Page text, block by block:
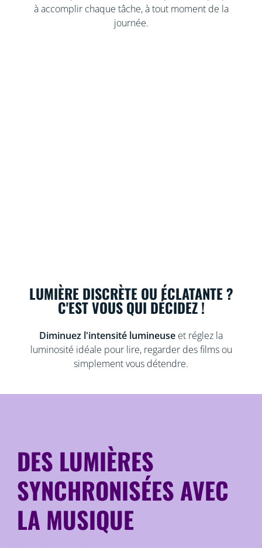
à accomplir chaque tâche, à tout moment de la
journée.
LUMIÈRE DISCRÈTE OU ÉCLATANTE ?
C'EST VOUS QUI DÉCIDEZ !
Diminuez l'intensité lumineuse et réglez la
luminosité idéale pour lire, regarder des films ou
simplement vous détendre.
DES LUMIÈRES
SYNCHRONISÉES AVEC
LA MUSIQUE